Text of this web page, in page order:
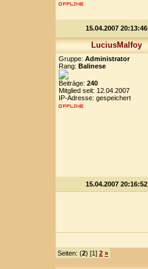
15.04.2007 20:13:46
LuciusMalfoy
Gruppe: Administrator
Rang: Balinese
Beiträge: 240
Mitglied seit: 12.04.2007
IP-Adresse: gespeichert
15.04.2007 20:16:52
Seiten: (2) [1] 2 »